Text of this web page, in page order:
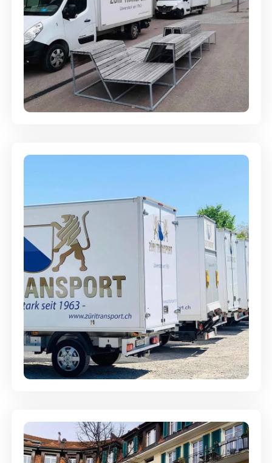
Umzugsreinigung - mit
Abgabegarantie
Möbellagerung - Alles sicher
aufbewahrt